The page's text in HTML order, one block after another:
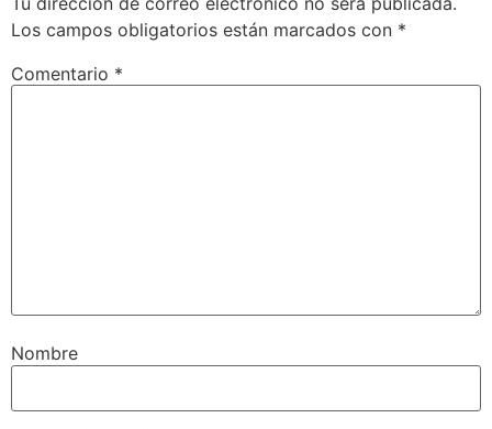
Los campos obligatorios están marcados con *
Comentario *
Nombre